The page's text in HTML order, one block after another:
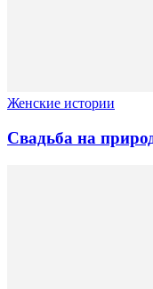
Женские истории
Свадьба на